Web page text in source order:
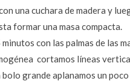
una cuchara de madera y
formar una masa compacta.
con las palmas de las
cortamos líneas
bolo grande aplanamos un